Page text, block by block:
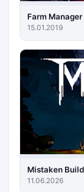
Farm
15.01.2019
Mistaken
11.06.2026